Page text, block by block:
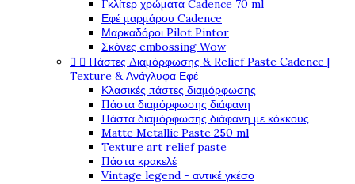
Γκλίτερ χρώματα Cadence 70 ml
Εφέ μαρμάρου Cadence
Μαρκαδόροι Pilot Pintor
Σκόνες embossing Wow
  Πάστες Διαμόρφωσης & Relief Paste Cadence |
Texture & Ανάγλυφα Εφέ
Κλασικές πάστες διαμόρφωσης
Πάστα διαμόρφωσης διάφανη
Πάστα διαμόρφωσης διάφανη με κόκκους
Matte Metallic Paste 250 ml
Texture art relief paste
Πάστα κρακελέ
Vintage legend - αντικέ γκέσο